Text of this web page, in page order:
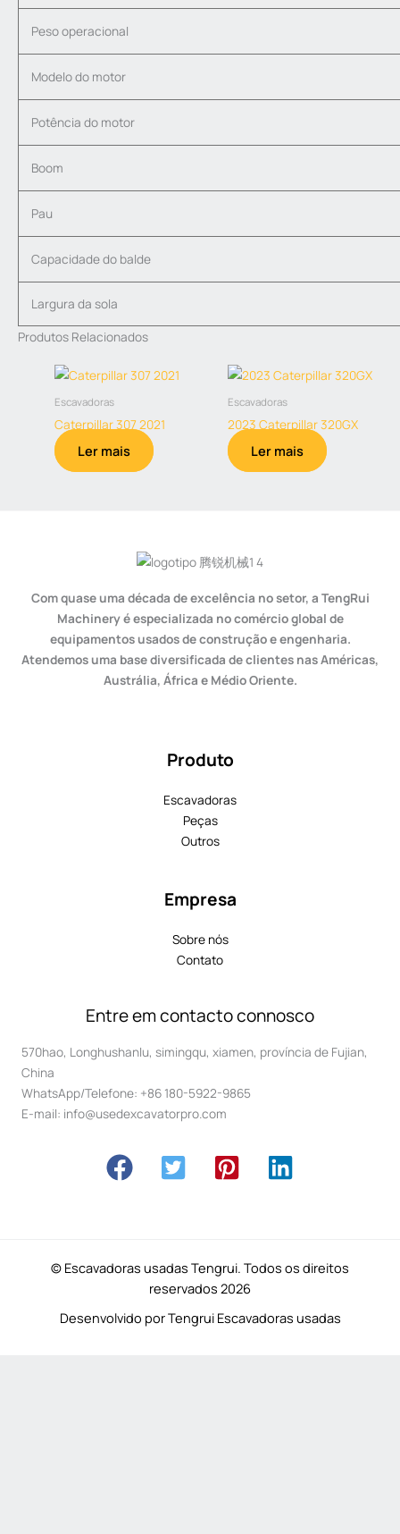
Peso operacional
Modelo do motor
Potência do motor
Boom
Pau
Capacidade do balde
Largura da sola
Produtos Relacionados
Escavadoras
Caterpillar 307 2021
Ler mais
Escavadoras
2023 Caterpillar 320GX
Ler mais
Com quase uma década de excelência no setor, a TengRui
Machinery é especializada no comércio global de
equipamentos usados de construção e engenharia.
Atendemos uma base diversificada de clientes nas Américas,
Austrália, África e Médio Oriente.
Produto
Escavadoras
Peças
Outros
Empresa
Sobre nós
Contato
Entre em contacto connosco
570hao, Longhushanlu, simingqu, xiamen, província de Fujian,
China
WhatsApp/Telefone: +86 180-5922-9865
E-mail: info@usedexcavatorpro.com
© Escavadoras usadas Tengrui. Todos os direitos
reservados 2026
Desenvolvido por Tengrui Escavadoras usadas